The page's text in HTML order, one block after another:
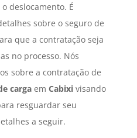
deslocamento. É
sobre o seguro de
que a contratação seja
no processo. Nós
sobre a contratação de
cargaem Cabixivisando
resguardar seu
a seguir.